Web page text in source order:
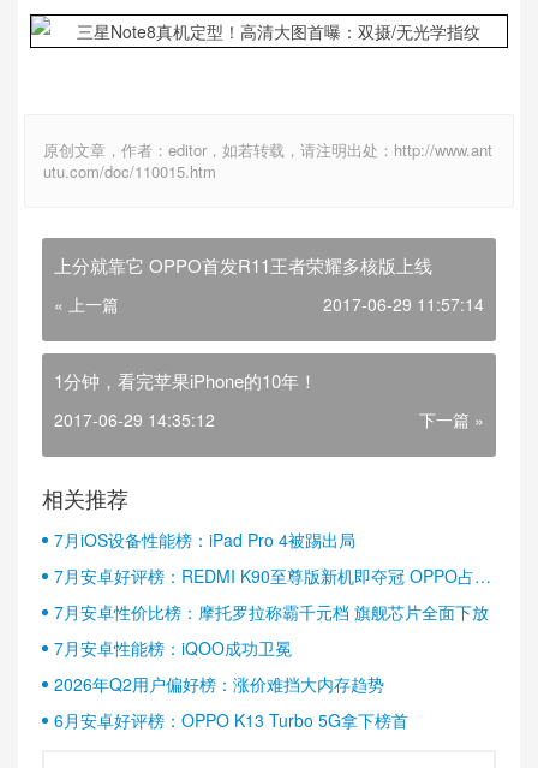
原创文章，作者：editor，如若转载，请注明出处：http://www.ant
utu.com/doc/110015.htm
上分就靠它 OPPO首发R11王者荣耀多核版上线
« 上一篇 2017-06-29 11:57:14
1分钟，看完苹果iPhone的10年！
2017-06-29 14:35:12 下一篇 »
相关推荐
7月iOS设备性能榜：iPad Pro 4被踢出局
7月安卓好评榜：REDMI K90至尊版新机即夺冠 OPPO占据
半壁江山
7月安卓性价比榜：摩托罗拉称霸千元档 旗舰芯片全面下放
7月安卓性能榜：iQOO成功卫冕
2026年Q2用户偏好榜：涨价难挡大内存趋势
6月安卓好评榜：OPPO K13 Turbo 5G拿下榜首